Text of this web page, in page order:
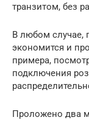
транзитом, без
В любом случае,
экономится и
примера,
подключения
Проложено два